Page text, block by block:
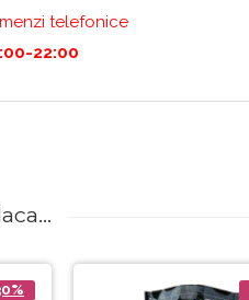
telefonice
22:00